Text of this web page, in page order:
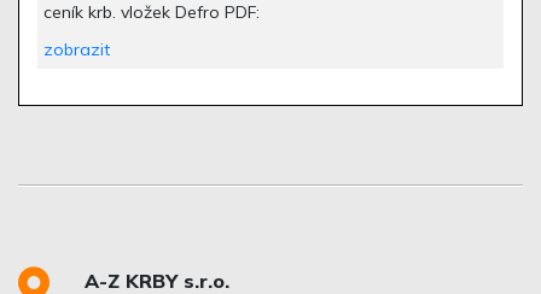
ceník krb. vložek Defro PDF:
zobrazit
A-Z KRBY s.r.o.